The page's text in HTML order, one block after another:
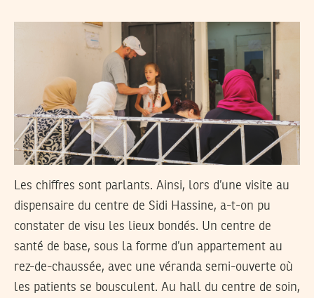
Les chiffres sont parlants. Ainsi, lors d’une visite au
dispensaire du centre de Sidi Hassine, a-t-on pu
constater de visu les lieux bondés. Un centre de
santé de base, sous la forme d’un appartement au
rez-de-chaussée, avec une véranda semi-ouverte où
les patients se bousculent. Au hall du centre de soin,